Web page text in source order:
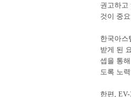
권고하고
것이 중
한국아스
받게 된
셉을 통
도록 노
한편,